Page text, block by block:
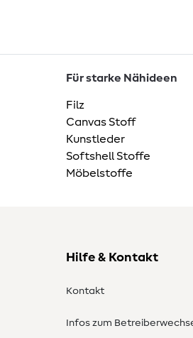
Für starke Nähideen
Filz
Canvas Stoff
Kunstleder
Softshell Stoffe
Möbelstoffe
Hilfe & Kontakt
Kontakt
Infos zum